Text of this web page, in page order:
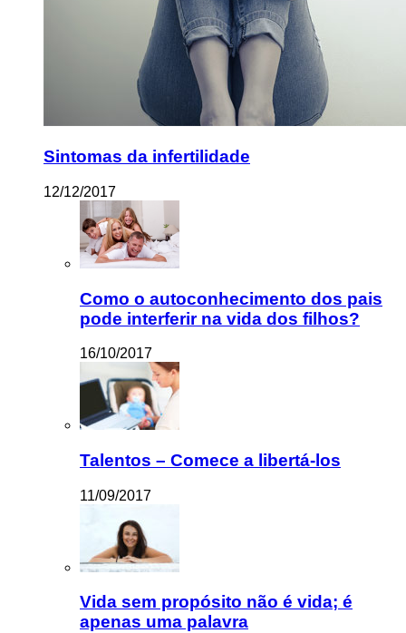
Sintomas da infertilidade
12/12/2017
Como o autoconhecimento dos pais
pode interferir na vida dos filhos?
16/10/2017
Talentos – Comece a libertá-los
11/09/2017
Vida sem propósito não é vida; é
apenas uma palavra